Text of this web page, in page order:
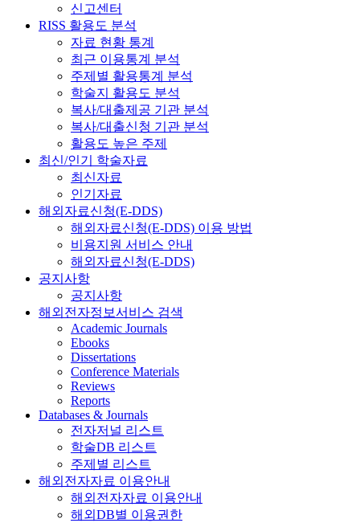
신고센터
RISS 활용도 분석
자료 현황 통계
최근 이용통계 분석
주제별 활용통계 분석
학술지 활용도 분석
복사/대출제공 기관 분석
복사/대출신청 기관 분석
활용도 높은 주제
최신/인기 학술자료
최신자료
인기자료
해외자료신청(E-DDS)
해외자료신청(E-DDS) 이용 방법
비용지원 서비스 안내
해외자료신청(E-DDS)
공지사항
공지사항
해외전자정보서비스 검색
Academic Journals
Ebooks
Dissertations
Conference Materials
Reviews
Reports
Databases & Journals
전자저널 리스트
학술DB 리스트
주제별 리스트
해외전자자료 이용안내
해외전자자료 이용안내
해외DB별 이용권한